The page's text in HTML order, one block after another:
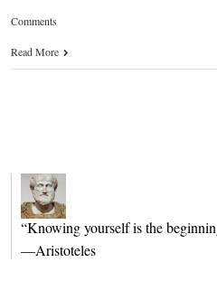
Comments
Read More
“Knowing yourself is the
—Aristoteles